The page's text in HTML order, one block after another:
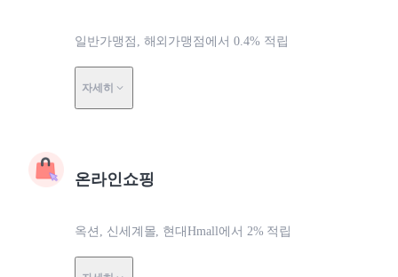
일반가맹점, 해외가맹점에서 0.4% 적립
자세히
온라인쇼핑
옥션, 신세계몰, 현대Hmall에서 2% 적립